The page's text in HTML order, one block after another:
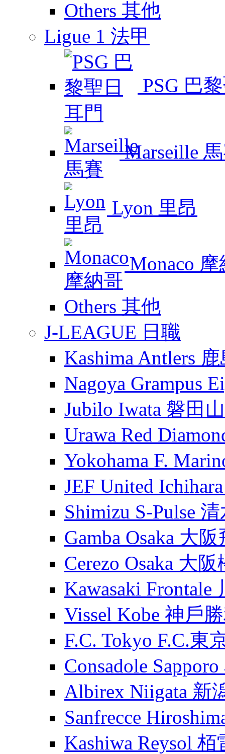
Others 其他
Ligue 1 法甲
PSG 巴
Marseille
Lyon 里昂
Monaco 摩
Others 其他
J-LEAGUE 日職
Kashima Antlers
Nagoya Grampus
Jubilo Iwata 磐田
Urawa Red
Yokohama F.
JEF United
Shimizu S-Pulse
Gamba Osaka 大
Cerezo Osaka 大
Kawasaki Frontale
Vissel Kobe 神戶
F.C. Tokyo F.C.東
Consadole
Albirex Niigata 新
Sanfrecce
Kashiwa Reysol